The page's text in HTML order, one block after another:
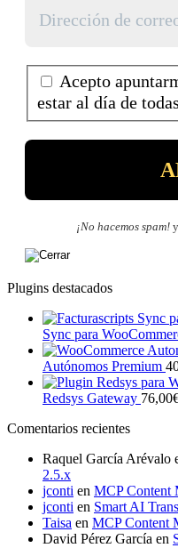
Acepto
estar al día de
¡No hacemos spam!y
Plugins destacados
Sync para
Autónomos Premium
Redsys Gateway 76,00
Comentarios recientes
Raquel García Arévalo
2.5.x
jconti en MCP Content
jconti en Smart AI
Taisa en MCP Content
David Pérez García en